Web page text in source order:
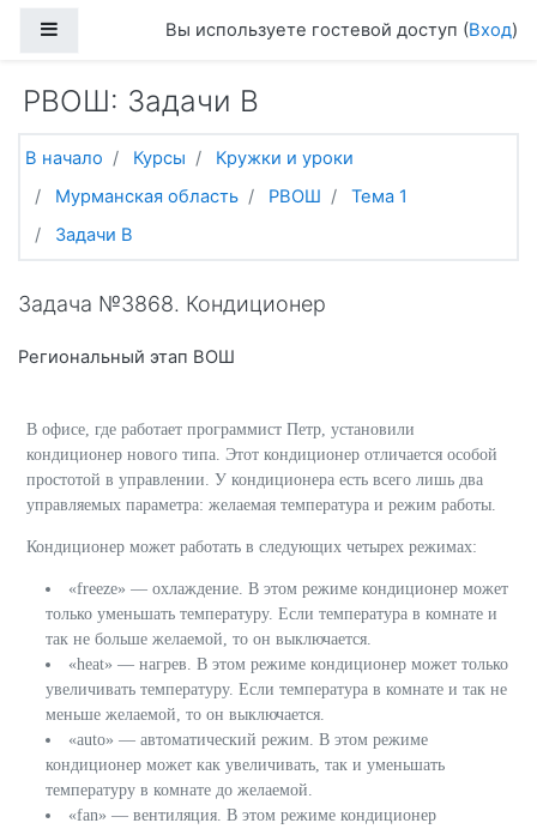
Боковая панельВы используете гостевой доступ (Вход)
РВОШ: Задачи B
В начало Курсы
Кружки и уроки
Мурманская область
РВОШ
Тема 1
Задачи B
Задача №3868. Кондиционер
Региональный этап ВОШ
В офисе, где работает программист Петр, установили
кондиционер нового типа. Этот кондиционер отличается особой
простотой в управлении. У кондиционера есть всего лишь два
управляемых параметра: желаемая температура и режим работы.
Кондиционер может работать в следующих четырех режимах:
«freeze» — охлаждение. В этом режиме кондиционер может
только уменьшать температуру. Если температура в комнате и
так не больше желаемой, то он выключается.
«heat» — нагрев. В этом режиме кондиционер может только
увеличивать температуру. Если температура в комнате и так не
меньше желаемой, то он выключается.
«auto» — автоматический режим. В этом режиме
кондиционер может как увеличивать, так и уменьшать
температуру в комнате до желаемой.
«fan» — вентиляция. В этом режиме кондиционер